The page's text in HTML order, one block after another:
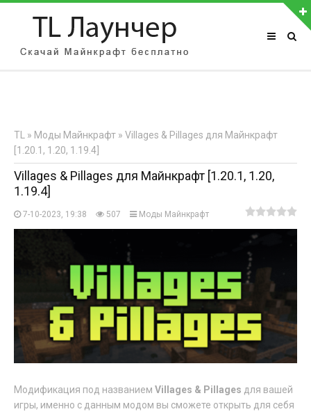
АВТОРИЗАЦИЯ НА САЙТЕ
Регистрация
TL » Моды Майнкрафт » Villages & Pillages для Майнкрафт
[1.20.1, 1.20, 1.19.4]
Villages & Pillages для Майнкрафт [1.20.1, 1.20,
1.19.4]
7-10-2023, 19:38 507 Моды Майнкрафт
Модификация под названием Villages & Pillages для вашей
игры, именно с данным модом вы сможете открыть для себя